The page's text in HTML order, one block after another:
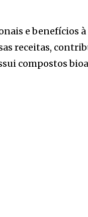
e benefícios
receitas,
compostos